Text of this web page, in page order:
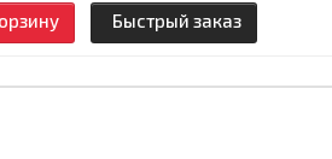
Быстрый заказ